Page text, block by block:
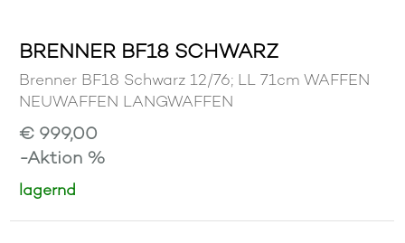
BRENNER BF18 SCHWARZ
Brenner BF18 Schwarz 12/76; LL 71cm WAFFEN
NEUWAFFEN LANGWAFFEN
€ 999,00
-Aktion %
lagernd